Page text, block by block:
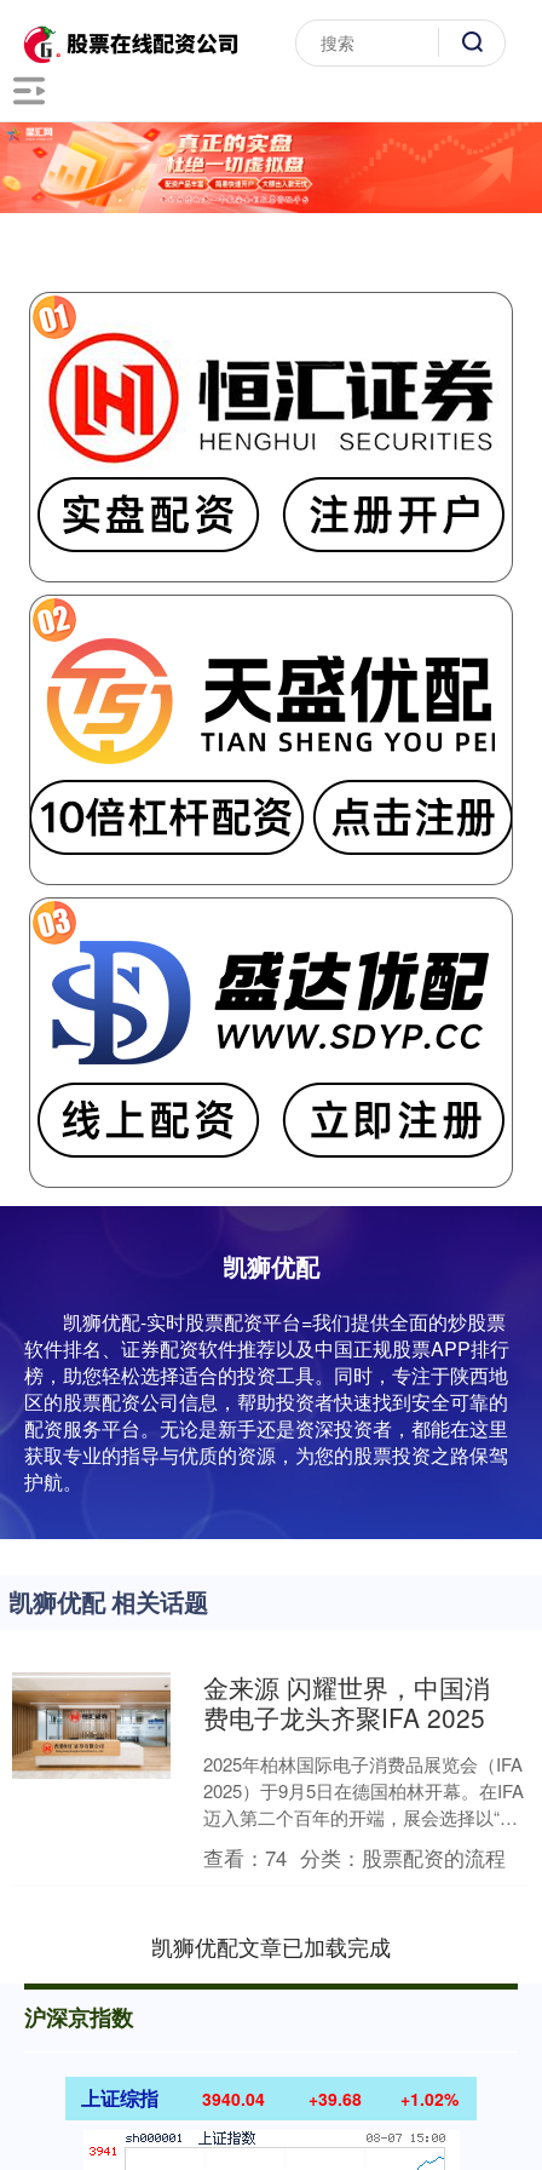
凯狮优配
凯狮优配-实时股票配资平台=我们提供全面的炒股票
软件排名、证券配资软件推荐以及中国正规股票APP排行
榜，助您轻松选择适合的投资工具。同时，专注于陕西地
区的股票配资公司信息，帮助投资者快速找到安全可靠的
配资服务平台。无论是新手还是资深投资者，都能在这里
获取专业的指导与优质的资源，为您的股票投资之路保驾
护航。
凯狮优配 相关话题
金来源 闪耀世界，中国消
费电子龙头齐聚IFA 2025
2025年柏林国际电子消费品展览会（IFA
2025）于9月5日在德国柏林开幕。在IFA
迈入第二个百年的开端，展会选择以“智
能生活·可持续未来”为主题，聚焦人....
查看：74 分类： 股票配资的流程
凯狮优配文章已加载完成
沪深京指数
上证综指 3940.04 +39.68 +1.02%